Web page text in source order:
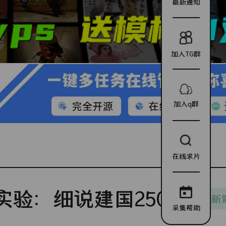
验：细说建国250年 更新
最新通知
加入TG群
加入q群
在线求片
采集帮助